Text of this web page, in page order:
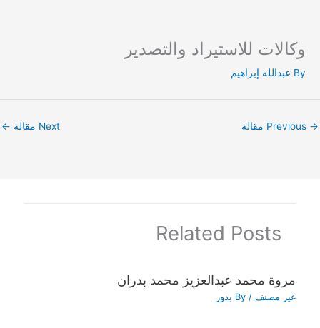
content
وكالات للاستيراد والتصدير
By عبدالله إبراهيم
→ Next مقالة ←
Related Posts
مروة محمد عبدالعزيز محمد بدران
غير مصنف / By بدور